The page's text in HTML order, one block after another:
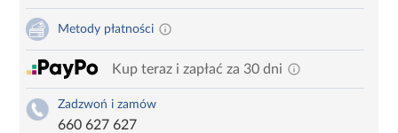
Metody płatności
Kup teraz i zapłać za 30 dni
Zadzwoń i zamów
660 627 627